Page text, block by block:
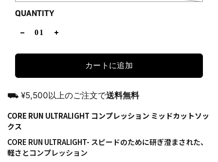
QUANTITY
カートに追加
⛟ ¥5,500以上のご注文で送料無料
CORE RUN ULTRALIGHT コンプレッション ミッドカットソッ
クス
CORE RUN ULTRALIGHT- スピードのために研ぎ澄まされた、
軽さとコンプレッション